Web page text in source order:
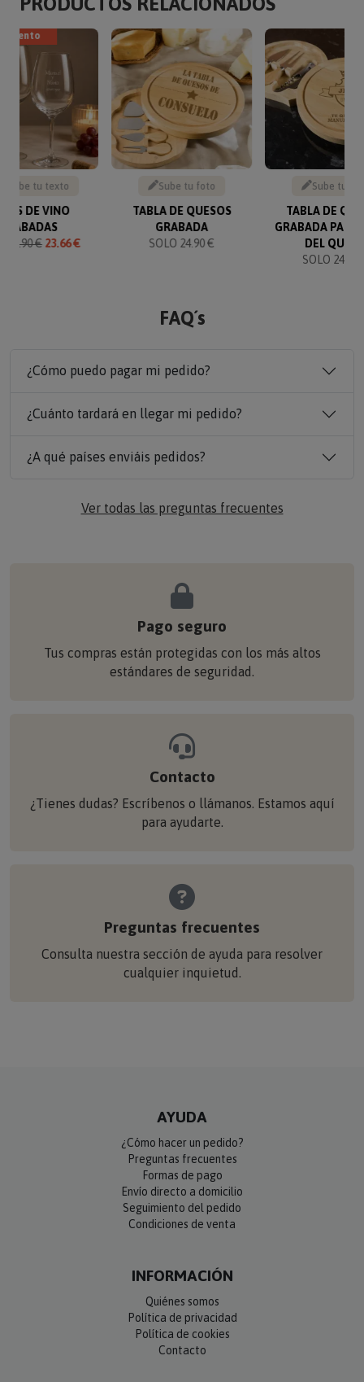
tu texto
DE VINO
24.90 € 23.66 €
Sube tu foto
TABLA DE QUESOS
GRABADA
SOLO 24.90 €
Sube tu
TABLA DE
GRABADA PARA
DEL
SOLO 24.90
FAQ´s
¿Cómo puedo pagar mi pedido?
¿Cuánto tardará en llegar mi pedido?
¿A qué países enviáis pedidos?
Ver todas las preguntas frecuentes
Pago seguro
Tus compras están protegidas con los más altos
estándares de seguridad.
Contacto
¿Tienes dudas? Escríbenos o llámanos. Estamos aquí
para ayudarte.
Preguntas frecuentes
Consulta nuestra sección de ayuda para resolver
cualquier inquietud.
AYUDA
¿Cómo hacer un pedido?
Preguntas frecuentes
Formas de pago
Envío directo a domicilio
Seguimiento del pedido
Condiciones de venta
INFORMACIÓN
Quiénes somos
Política de privacidad
Política de cookies
Contacto